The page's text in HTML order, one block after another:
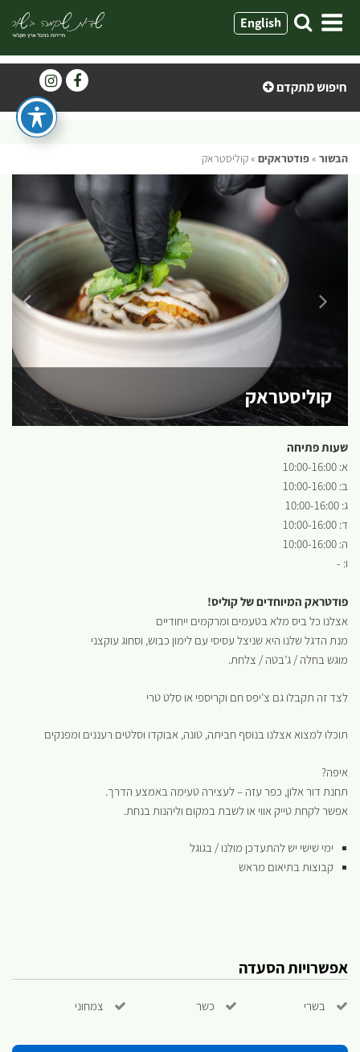
לתוכן
English
חיפוש מתקדם
הבשור »פודטראקים »קוליסטראק
קוליסטראק
שעות פתיחה
א: 10:00-16:00
ב: 10:00-16:00
ג: 10:00-16:00
ד: 10:00-16:00
ה: 10:00-16:00
ו: -
פודטראק המיוחדים של קוליס!
אצלנו כל ביס מלא בטעמים ומרקמים ייחודיים
מנת הדגל שלנו היא שניצל עסיסי עם לימון כבוש, וסחוג עוקצני
מוגש בחלה / ג’בטה / צלחת.
לצד זה תקבלו גם צ’יפס חם וקריספי או סלט טרי
תוכלו למצוא אצלנו בנוסף חביתה, טונה, אבוקדו וסלטים רעננים ומפנקים
איפה?
תחנת דור אלון, כפר עזה – לעצירה טעימה באמצע הדרך.
אפשר לקחת טייק אווי או לשבת במקום וליהנות בנחת.
ימי שישי יש להתעדכן מולנו / בגוגל
קבוצות בתיאום מראש
אפשרויות הסעדה
בשרי כשר צמחוני